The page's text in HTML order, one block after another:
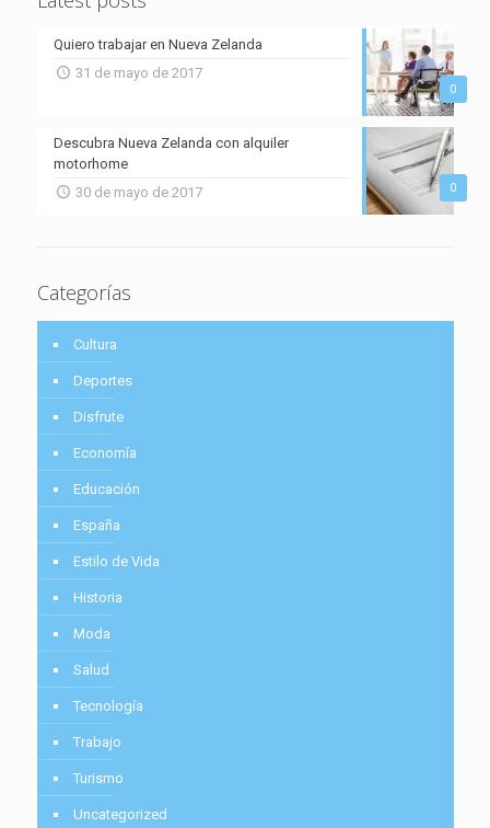
0
Quiero trabajar en Nueva Zelanda
31 de mayo de 2017
0
Descubra Nueva Zelanda con alquiler
motorhome
30 de mayo de 2017
Categorías
Cultura
Deportes
Disfrute
Economía
Educación
España
Estilo de Vida
Historia
Moda
Salud
Tecnología
Trabajo
Turismo
Uncategorized